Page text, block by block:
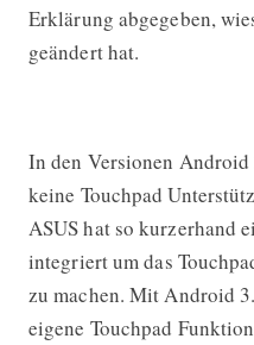
Erklärung abgegeben,
geändert hat.
In den Versionen
keine Touchpad
ASUS hat so kurzerhand
integriert um das
zu machen. Mit Android
eigene Touchpad